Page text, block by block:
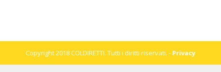
Copyright 2018 COLDIRETTI. Tutti i diritti riservati. - Privacy